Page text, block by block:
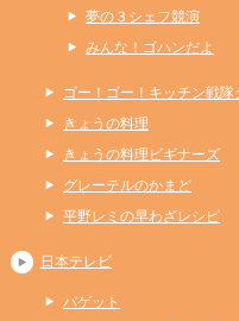
夢の３シェフ競演
みんな！ゴハンだよ
ゴー！ゴー！キッチン戦隊
きょうの料理
きょうの料理ビギナーズ
グレーテルのかまど
平野レミの早わざレシピ
日本テレビ
バゲット